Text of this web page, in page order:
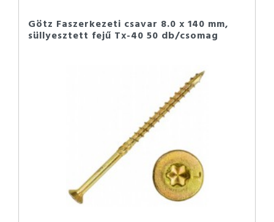
Götz Faszerkezeti csavar 8.0 x 140 mm,
süllyesztett fejű Tx-40 50 db/csomag